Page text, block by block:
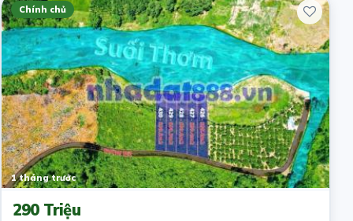
Chính chủ
1 tháng trước
290 Triệu